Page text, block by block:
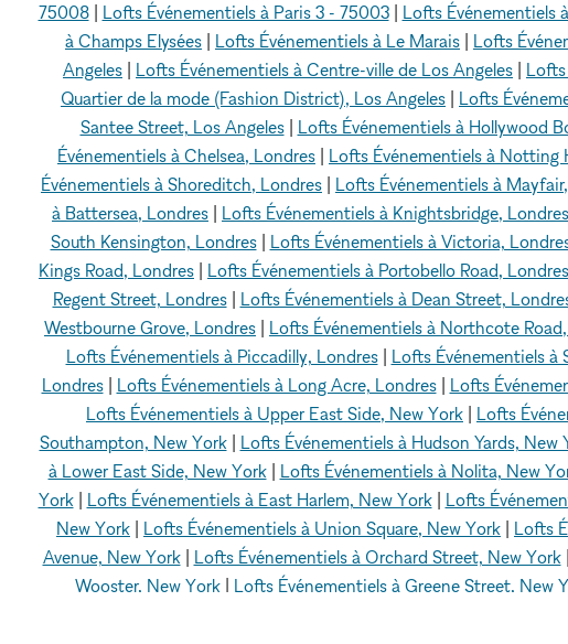
75008| Lofts Événementiels à Paris 3 - 75003| Lofts Événementiels
à Champs Elysées
Lofts Événementiels à Le Marais Lofts
Angeles
Lofts Événementiels à Centre-ville de Los Angeles Lofts
Quartier de la mode (Fashion District), Los Angeles
Lofts
Santee Street, Los Angeles| Lofts Événementiels à Hollywood
Événementiels à Chelsea, Londres
Lofts Événementiels à Notting
Événementiels à Shoreditch, Londres
Lofts Événementiels à
à Battersea, Londres
Lofts Événementiels à Knightsbridge, Londres
South Kensington, Londres| Lofts Événementiels à Victoria,
Kings Road, Londres
Lofts Événementiels à Portobello Road, Londres
Regent Street, Londres| Lofts Événementiels à Dean Street,
Westbourne Grove, Londres
Lofts Événementiels à Northcote
Lofts Événementiels à Piccadilly, Londres| Lofts Événementiels à
Londres| Lofts Événementiels à Long Acre, Londres| Lofts
Lofts Événementiels à Upper East Side, New York
Lofts
Southampton, New York| Lofts Événementiels à Hudson Yards, New
à Lower East Side, New York| Lofts Événementiels à Nolita, New
York| Lofts Événementiels à East Harlem, New York| Lofts
New York
Lofts Événementiels à Union Square, New York Lofts
Avenue, New York| Lofts Événementiels à Orchard Street, New York|
Wooster, New York| Lofts Événementiels à Greene Street, New